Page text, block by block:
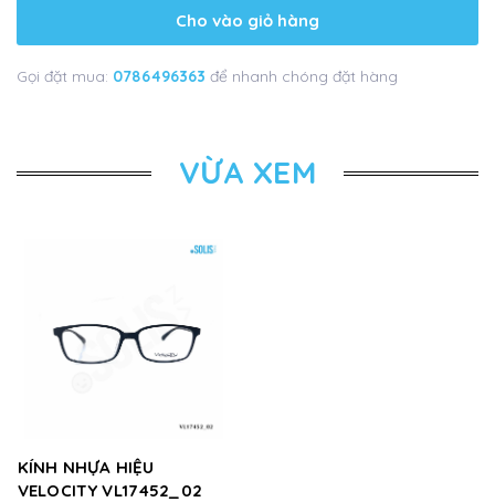
Cho vào giỏ hàng
Gọi đặt mua: 0786496363 để nhanh chóng đặt hàng
VỪA XEM
KÍNH NHỰA HIỆU
VELOCITY VL17452_02